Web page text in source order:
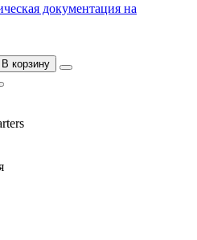
документация на
В корзину